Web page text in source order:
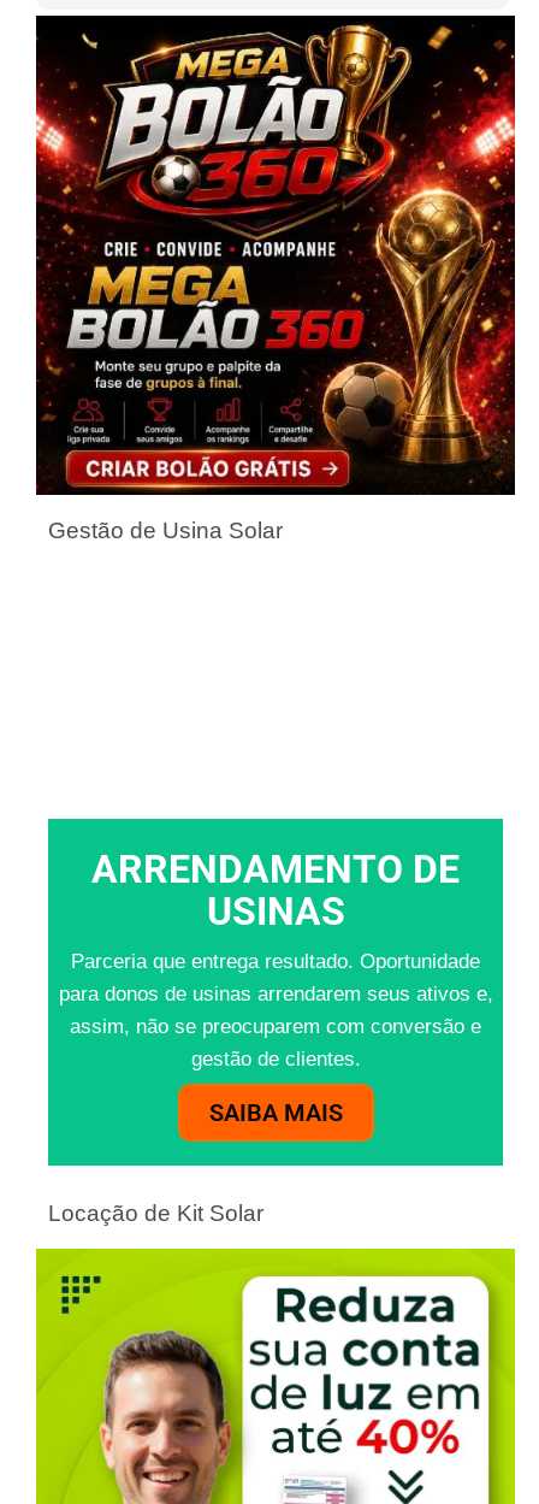
Gestão de Usina Solar
ARRENDAMENTO DE
USINAS
Parceria que entrega resultado. Oportunidade
para donos de usinas arrendarem seus ativos e,
assim, não se preocuparem com conversão e
gestão de clientes.
SAIBA MAIS
Locação de Kit Solar